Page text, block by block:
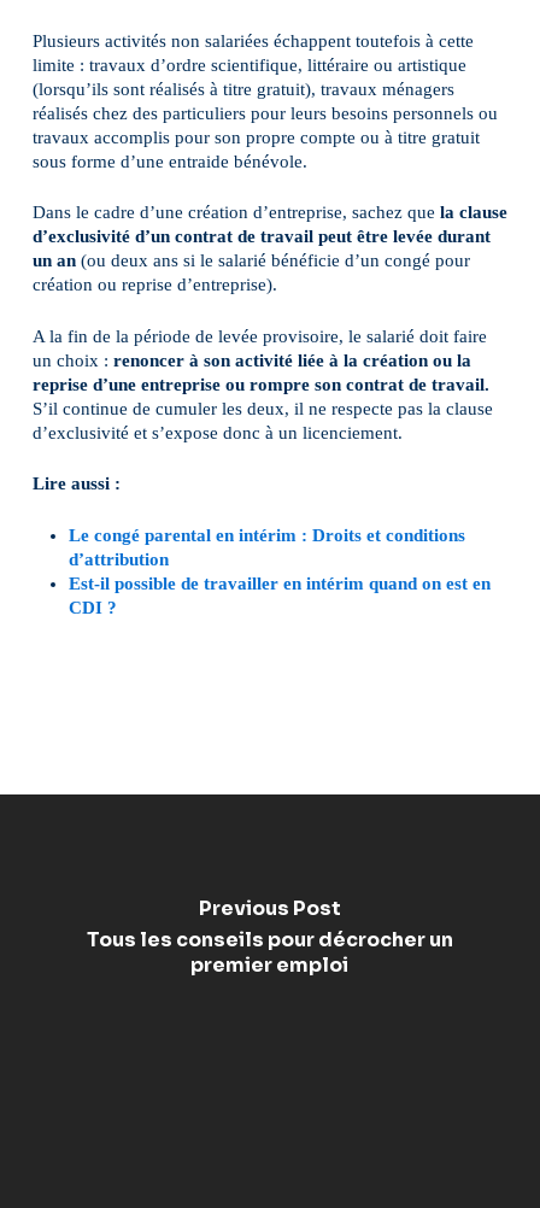
Plusieurs activités non salariées échappent toutefois à cette
limite : travaux d’ordre scientifique, littéraire ou artistique
(lorsqu’ils sont réalisés à titre gratuit), travaux ménagers
réalisés chez des particuliers pour leurs besoins personnels ou
travaux accomplis pour son propre compte ou à titre gratuit
sous forme d’une entraide bénévole.
Dans le cadre d’une création d’entreprise, sachez que la clause
d’exclusivité d’un contrat de travail peut être levée durant
un an(ou deux ans si le salarié bénéficie d’un congé pour
création ou reprise d’entreprise).
A la fin de la période de levée provisoire, le salarié doit faire
un choix : renoncer à son activité liée à la création ou la
reprise d’une entreprise ou rompre son contrat de travail.
S’il continue de cumuler les deux, il ne respecte pas la clause
d’exclusivité et s’expose donc à un licenciement.
Lire aussi :
Le congé parental en intérim : Droits et conditions
d’attribution
Est-il possible de travailler en intérim quand on est en
CDI ?
Previous Post
Tous les conseils pour décrocher un
premier emploi